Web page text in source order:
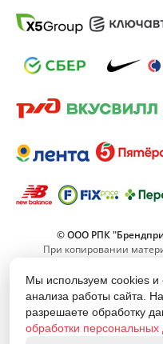
© ООО РПК
При копировании
8
(Звонок
Мы используем cookies и
анализа работы сайта.
разрешаете обработку
обработки